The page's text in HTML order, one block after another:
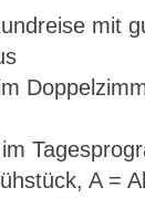
mit
A =